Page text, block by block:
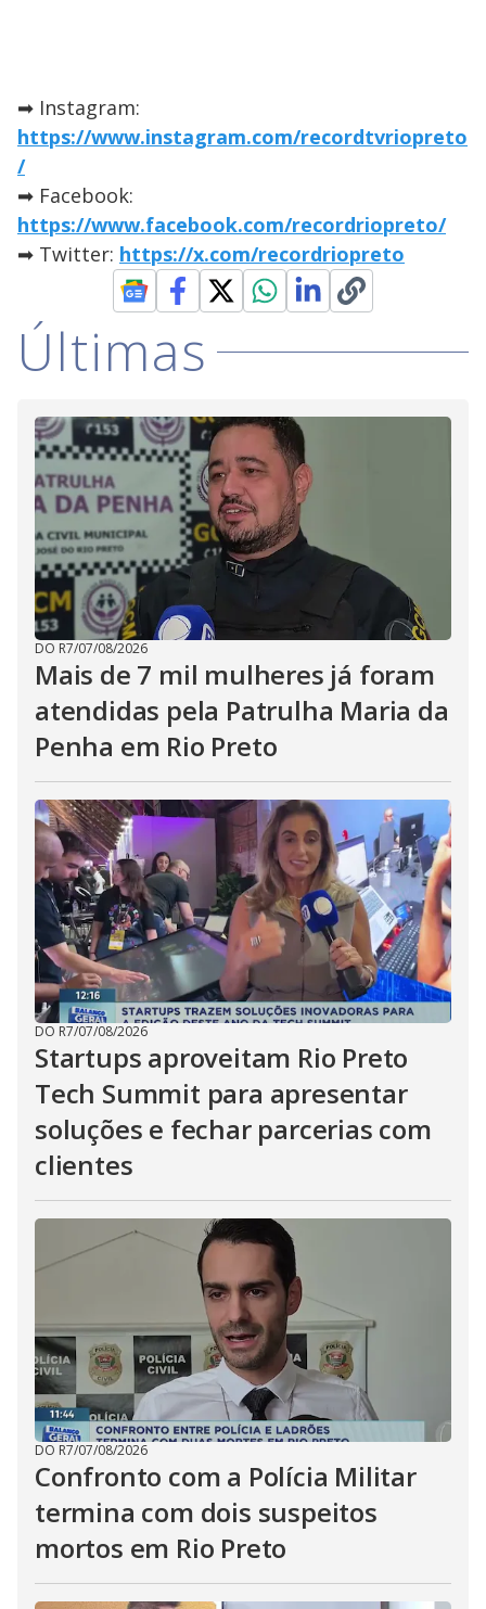
➡ Instagram:
https://www.instagram.com/recordtvriopreto
/
➡ Facebook:
https://www.facebook.com/recordriopreto/
➡ Twitter: https://x.com/recordriopreto
Últimas
DO R7/07/08/2026
Mais de 7 mil mulheres já foram
atendidas pela Patrulha Maria da
Penha em Rio Preto
DO R7/07/08/2026
Startups aproveitam Rio Preto
Tech Summit para apresentar
soluções e fechar parcerias com
clientes
DO R7/07/08/2026
Confronto com a Polícia Militar
termina com dois suspeitos
mortos em Rio Preto